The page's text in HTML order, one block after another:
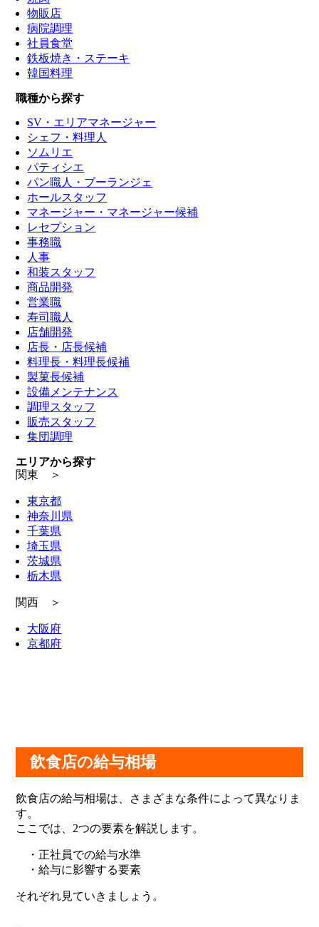
物販店
病院調理
社員食堂
鉄板焼き・ステーキ
韓国料理
職種から探す
SV・エリアマネージャー
シェフ・料理人
ソムリエ
パティシエ
パン職人・ブーランジェ
ホールスタッフ
マネージャー・マネージャー候補
レセプション
事務職
人事
和装スタッフ
商品開発
営業職
寿司職人
店舗開発
店長・店長候補
料理長・料理長候補
製菓長候補
設備メンテナンス
調理スタッフ
販売スタッフ
集団調理
エリアから探す
関東 ＞
東京都
神奈川県
千葉県
埼玉県
茨城県
栃木県
関西 ＞
大阪府
京都府
飲食店の給与相場
飲食店の給与相場は、さまざまな条件によって異なりま
す。
ここでは、2つの要素を解説します。
・正社員での給与水準
・給与に影響する要素
それぞれ見ていきましょう。